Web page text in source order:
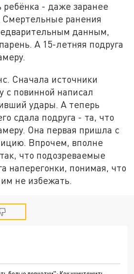
ребёнка - даже заранее
Смертельные ранения
данным,
А 15-летняя подруга
Сначала источники
с повинной написал
удары. А теперь
сдала подруга - та, что
Она первая пришла с
Впрочем, вполне
что подозреваемые
наперегонки, понимая, что
не избежать.